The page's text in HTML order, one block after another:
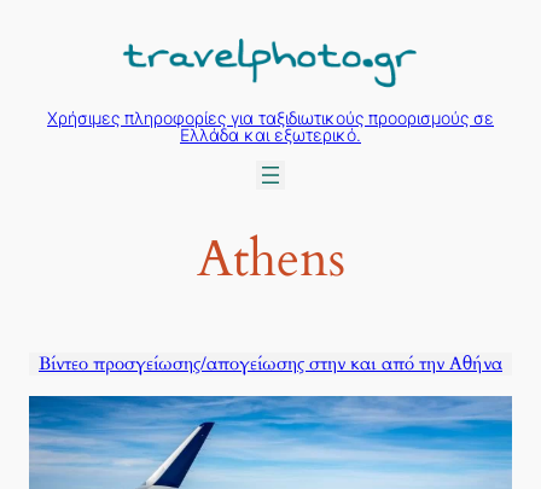
περιεχόμενο
Χρήσιμες πληροφορίες για ταξιδιωτικούς προορισμούς σε
Ελλάδα και εξωτερικό.
Athens
Βίντεο προσγείωσης/απογείωσης στην και από την Αθήνα